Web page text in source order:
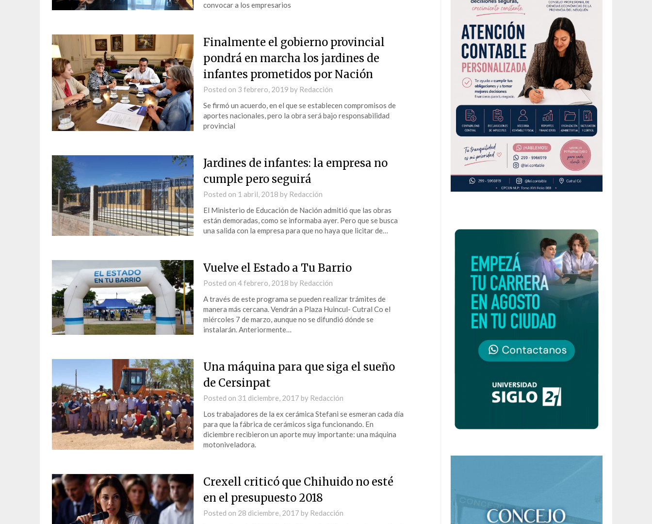
convocar a los empresarios
Finalmente el gobierno provincial
pondrá en marcha los jardines de
infantes prometidos por Nación
Posted on 3 febrero, 2019 by Redacción
Se firmó un acuerdo, en el que se establecen compromisos de
aportes nacionales, pero la obra será bajo responsabilidad
provincial
Jardines de infantes: la empresa no
cumple pero seguirá
Posted on 1 abril, 2018 by Redacción
El Ministerio de Educación de Nación admitió que las obras
están demoradas, como se informaba ayer. Pero que se busca
una salida con la empresa para que no haya que licitar de…
Vuelve el Estado a Tu Barrio
Posted on 4 febrero, 2018 by Redacción
A través de este programa se pueden realizar trámites de
manera más cercana. Vendrán a Plaza Huincul- Cutral Co el
miércoles 7 de marzo, aunque no se difundió dónde se
instalarán. Anteriormente…
Una máquina para que siga el sueño
de Cersinpat
Posted on 31 diciembre, 2017 by Redacción
Los trabajadores de la ex cerámica Stefani se esmeran cada día
para que la fábrica de cerámicos siga funcionando. En
diciembre recibieron un aporte muy importante: una máquina
motoniveladora.
Crexell criticó que Chihuido no esté
en el presupuesto 2018
Posted on 28 diciembre, 2017 by Redacción